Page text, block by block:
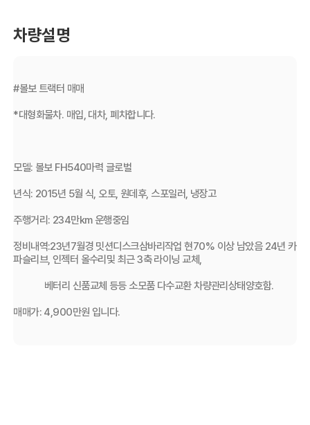
차량설명
#볼보 트랙터 매매
*대형화물차. 매입, 대차, 폐차합니다.
모델: 볼보 FH540마력 글로벌
년식: 2015년 5월 식, 오토, 원데후, 스포일러, 냉장고
주행거리: 234만km 운행중임
정비내역:23년7월경 밋션디스크삼바리작업 현70% 이상 남았음 24년 카
파슬리브, 인젝터 올수리및 최근 3축 라이닝 교체,
             베터리 신품교체 등등 소모품 다수교환 차량관리상태양호함.
매매가: 4,900만원 입니다.